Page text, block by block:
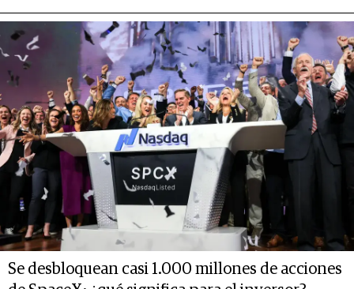
Se desbloquean casi 1.000 millones de acciones